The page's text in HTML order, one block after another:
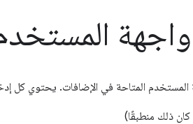
المستخدم المتاحة في الإضافات. يحتوي كل
كان ذلك منطبقًا)